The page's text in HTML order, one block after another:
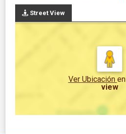
Street View
Ver Ubicación en
view